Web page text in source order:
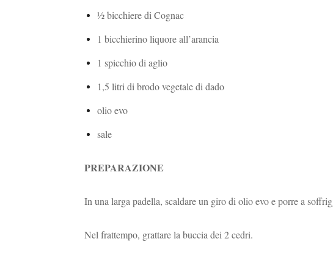
½ bicchiere di Cognac
1 bicchierino liquore all’arancia
1 spicchio di aglio
1,5 litri di brodo vegetale di dado
olio evo
sale
PREPARAZIONE
In una larga padella, scaldare un giro di olio evo e porre a
Nel frattempo, grattare la buccia dei 2 cedri.